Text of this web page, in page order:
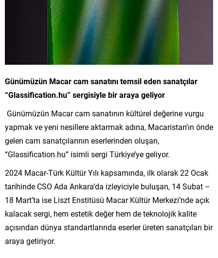
Günümüzün Macar cam sanatını temsil eden sanatçılar
“Glassification.hu” sergisiyle bir araya geliyor
Günümüzün Macar cam sanatının kültürel değerine vurgu
yapmak ve yeni nesillere aktarmak adına, Macaristan’ın önde
gelen cam sanatçılarının eserlerinden oluşan,
“Glassification.hu” isimli sergi Türkiye’ye geliyor.
2024 Macar-Türk Kültür Yılı kapsamında, ilk olarak 22 Ocak
tarihinde CSO Ada Ankara’da izleyiciyle buluşan, 14 Subat –
18 Mart’ta ise Liszt Enstitüsü Macar Kültür Merkezi’nde açık
kalacak sergi, hem estetik değer hem de teknolojik kalite
açısından dünya standartlarında eserler üreten sanatçıları bir
araya getiriyor.